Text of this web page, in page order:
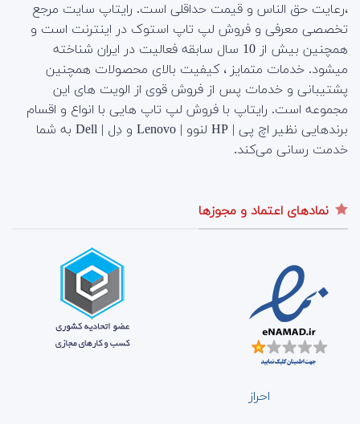
،رعایت حق الناس و قیمت حداقلی است. رایتاپ سایت مرجع
تخصصی معرفی و فروش لپ تاپ استوک در اینترنت است و
همچنین بیش از 10 سال سابقه فعالیت در ایران شناخته
میشود. خدمات متمایز ، کیفیت بالای محصولات همچنین
پشتیبانی و خدمات پس از فروش قوی از الویت های این
مجموعه است. رایتاپ با فروش لپ تاپ هایی با انواع و اقسام
برندهایی نظیر اچ پی | HP لنوو | Lenovo و دِل | Dell به شما
خدمت رسانی می‌کند.
نمادهای اعتماد و مجوزها
احراز